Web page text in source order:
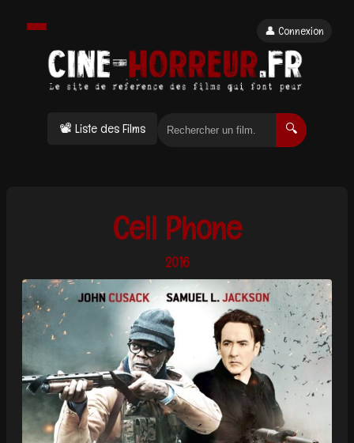
📽 Liste des Films 🔍
👤 Connexion
Cell Phone
2016